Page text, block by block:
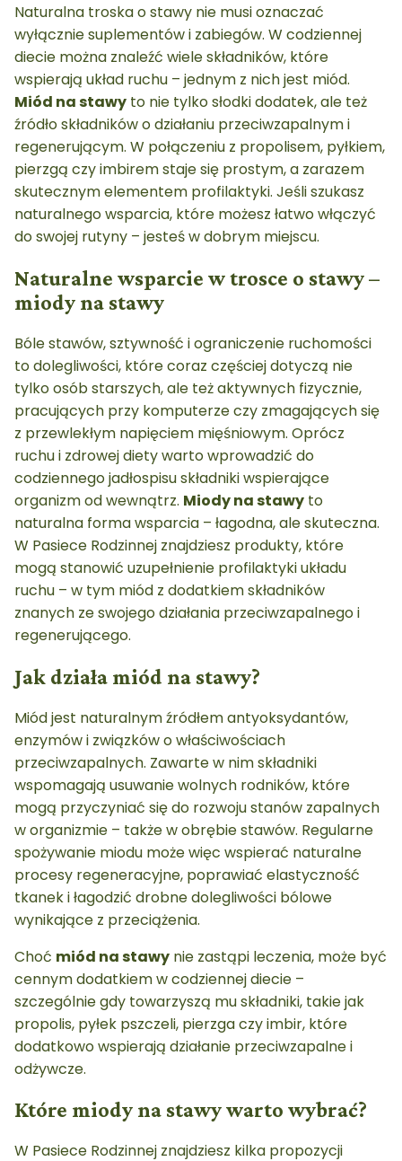
Naturalna troska o stawy nie musi oznaczać
wyłącznie suplementów i zabiegów. W codziennej
diecie można znaleźć wiele składników, które
wspierają układ ruchu – jednym z nich jest miód.
Miód na stawy to nie tylko słodki dodatek, ale też
źródło składników o działaniu przeciwzapalnym i
regenerującym. W połączeniu z propolisem, pyłkiem,
pierzgą czy imbirem staje się prostym, a zarazem
skutecznym elementem profilaktyki. Jeśli szukasz
naturalnego wsparcia, które możesz łatwo włączyć
do swojej rutyny – jesteś w dobrym miejscu.
Naturalne wsparcie w trosce o stawy –
miody na stawy
Bóle stawów, sztywność i ograniczenie ruchomości
to dolegliwości, które coraz częściej dotyczą nie
tylko osób starszych, ale też aktywnych fizycznie,
pracujących przy komputerze czy zmagających się
z przewlekłym napięciem mięśniowym. Oprócz
ruchu i zdrowej diety warto wprowadzić do
codziennego jadłospisu składniki wspierające
organizm od wewnątrz. Miody na stawy to
naturalna forma wsparcia – łagodna, ale skuteczna.
W Pasiece Rodzinnej znajdziesz produkty, które
mogą stanowić uzupełnienie profilaktyki układu
ruchu – w tym miód z dodatkiem składników
znanych ze swojego działania przeciwzapalnego i
regenerującego.
Jak działa miód na stawy?
Miód jest naturalnym źródłem antyoksydantów,
enzymów i związków o właściwościach
przeciwzapalnych. Zawarte w nim składniki
wspomagają usuwanie wolnych rodników, które
mogą przyczyniać się do rozwoju stanów zapalnych
w organizmie – także w obrębie stawów. Regularne
spożywanie miodu może więc wspierać naturalne
procesy regeneracyjne, poprawiać elastyczność
tkanek i łagodzić drobne dolegliwości bólowe
wynikające z przeciążenia.
Choć miód na stawy nie zastąpi leczenia, może być
cennym dodatkiem w codziennej diecie –
szczególnie gdy towarzyszą mu składniki, takie jak
propolis, pyłek pszczeli, pierzga czy imbir, które
dodatkowo wspierają działanie przeciwzapalne i
odżywcze.
Które miody na stawy warto wybrać?
W Pasiece Rodzinnej znajdziesz kilka propozycji